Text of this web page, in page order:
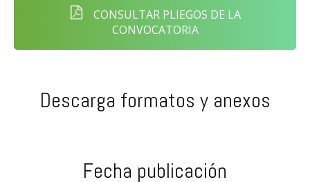
CONSULTAR PLIEGOS DE LA
CONVOCATORIA
Descarga formatos y anexos
Fecha publicación